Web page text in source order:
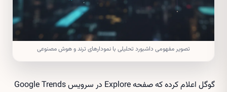
تصویر مفهومی داشبورد تحلیلی با نمودارهای ترند و هوش مصنوعی
گوگل اعلام کرده که صفحه Explore در سرویس Google Trends